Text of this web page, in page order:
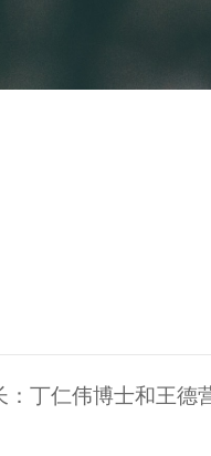
丁仁伟博士和王德